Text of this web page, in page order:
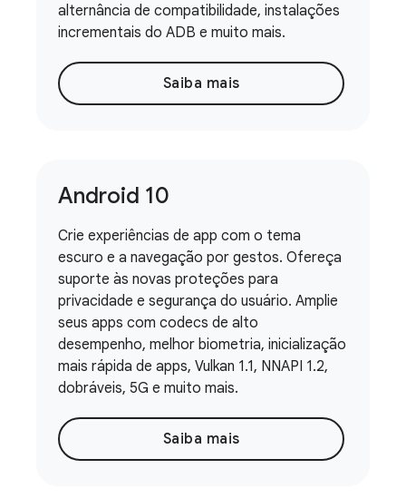
alternância de compatibilidade, instalações
incrementais do ADB e muito mais.
Saiba mais
Android 10
Crie experiências de app com o tema
escuro e a navegação por gestos. Ofereça
suporte às novas proteções para
privacidade e segurança do usuário. Amplie
seus apps com codecs de alto
desempenho, melhor biometria, inicialização
mais rápida de apps, Vulkan 1.1, NNAPI 1.2,
dobráveis, 5G e muito mais.
Saiba mais